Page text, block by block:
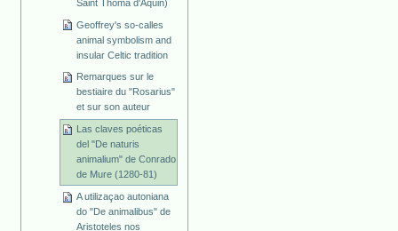
Saint Thoma d'Aquin)
Geoffrey's so-calles
animal symbolism and
insular Celtic tradition
Remarques sur le
bestiaire du "Rosarius"
et sur son auteur
Las claves poéticas
del "De naturis
animalium" de Conrado
de Mure (1280-81)
A utilizaçao autoniana
do "De animalibus" de
Aristoteles nos